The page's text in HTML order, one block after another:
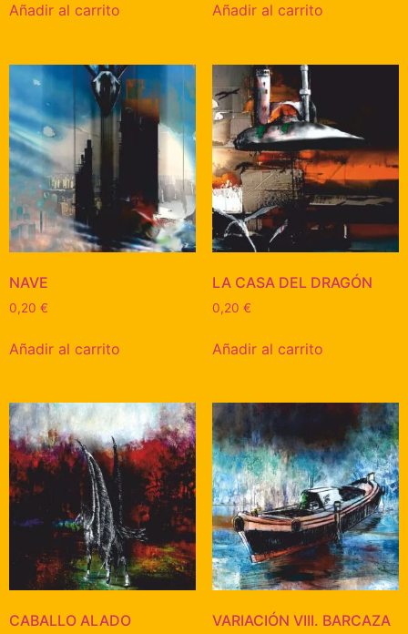
Añadir al carrito Añadir al carrito
NAVE
0,20 €
Añadir al carrito
LA CASA DEL DRAGÓN
0,20 €
Añadir al carrito
CABALLO ALADO VARIACIÓN VIII. BARCAZA